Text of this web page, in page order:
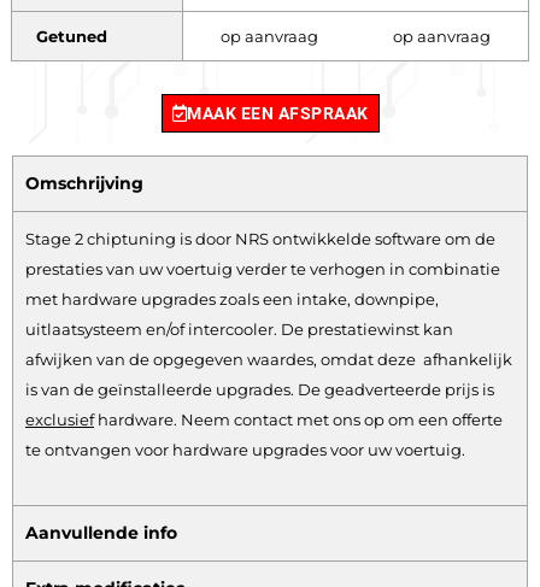
Getuned op aanvraag op aanvraag
MAAK EEN AFSPRAAK
Omschrijving
Stage 2 chiptuning is door NRS ontwikkelde software om de
prestaties van uw voertuig verder te verhogen in combinatie
met hardware upgrades zoals een intake, downpipe,
uitlaatsysteem en/of intercooler. De prestatiewinst kan
afwijken van de opgegeven waardes, omdat deze afhankelijk
is van de geïnstalleerde upgrades. De geadverteerde prijs is
exclusiefhardware. Neem contact met ons op om een offerte
te ontvangen voor hardware upgrades voor uw voertuig.
Aanvullende info